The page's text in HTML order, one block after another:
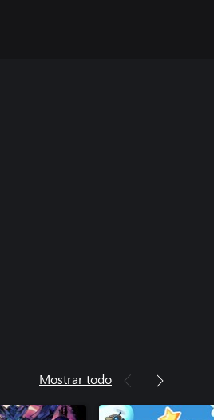
Mostrar todo